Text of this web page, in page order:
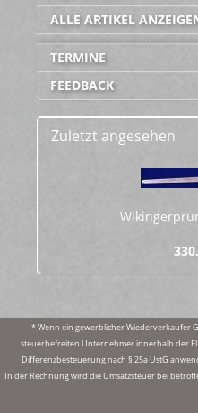
ALLE ARTIKEL
TERMINE
FEEDBACK
Zuletzt angesehen
* Wenn ein gewerblicher Wiederverkaufer
steuerbefreiten Unternehmer innerhalb der
Differenzbesteuerung nach § 25a UstG
In der Rechnung wird die Umsatzsteuer bei